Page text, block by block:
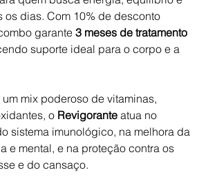
os dias. Com 10% de desconto
garante3 meses de tratamento
suporte ideal para o corpo e a
mix poderoso de vitaminas,
o Revigorante atua no
sistema imunológico, na melhora da
e mental, e na proteção contra os
e do cansaço.